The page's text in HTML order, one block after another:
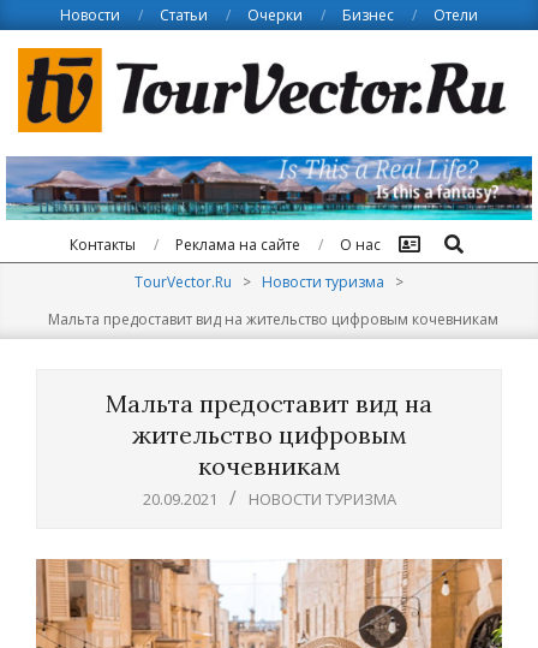
content
Новости Статьи Очерки Бизнес Отели
Контакты Реклама на сайте О нас Поиск
TourVector.Ru > Новости туризма
>
Мальта предоставит вид на жительство цифровым кочевникам
Мальта предоставит вид на
жительство цифровым
кочевникам
20.09.2021 НОВОСТИ ТУРИЗМА